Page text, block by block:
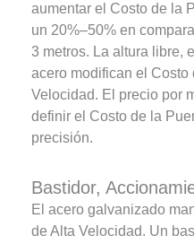
aumentar el Costo de la
un 20%–50% en
3 metros. La altura libre,
acero modifican el Costo
Velocidad. El precio por
definir el Costo de la
precisión.
Bastidor,
El acero galvanizado
de Alta Velocidad. Un